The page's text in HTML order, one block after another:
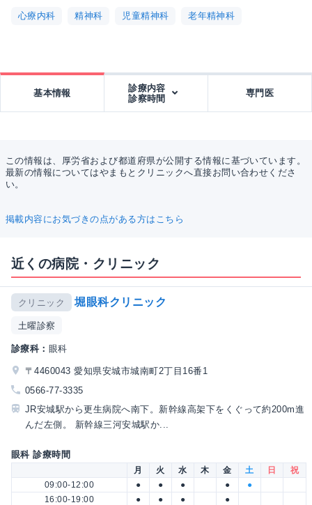
心療内科 精神科 児童精神科 老年精神科
基本情報
診療内容
診察時間
専門医
この情報は、厚労省および都道府県が公開する情報に基づいています。
最新の情報についてはやまもとクリニックへ直接お問い合わせくださ
い。
掲載内容にお気づきの点がある方はこちら
近くの病院・クリニック
クリニック 堀眼科クリニック
土曜診察
診療科： 眼科
〒4460043 愛知県安城市城南町2丁目16番1
0566-77-3335
JR安城駅から更生病院へ南下。新幹線高架下をくぐって約200m進
んだ左側。 新幹線三河安城駅か...
眼科 診療時間
月 火 水 木 金 土 日
祝
09:00-12:00
● ● ● ●
●
16:00-19:00
● ● ● ●